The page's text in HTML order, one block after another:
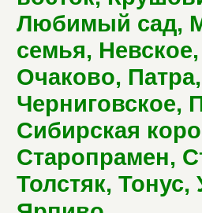
Любимый сад,
семья,
Очаково,
Черниговское,
Сибирская
Старопрамен,
Толстяк,